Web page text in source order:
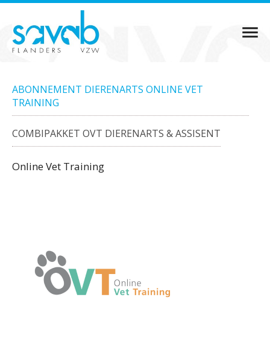
ABONNEMENT DIERENARTS ONLINE VET
TRAINING
COMBIPAKKET OVT DIERENARTS & ASSISENT
Online Vet Training